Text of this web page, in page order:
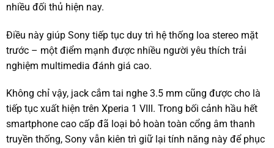
nhiều đối thủ hiện nay.
Điều này giúp Sony tiếp tục duy trì hệ thống loa stereo mặt
trước – một điểm mạnh được nhiều người yêu thích trải
nghiệm multimedia đánh giá cao.
Không chỉ vậy, jack cắm tai nghe 3.5 mm cũng được cho là
tiếp tục xuất hiện trên Xperia 1 VIII. Trong bối cảnh hầu hết
smartphone cao cấp đã loại bỏ hoàn toàn cổng âm thanh
truyền thống, Sony vẫn kiên trì giữ lại tính năng này để phục